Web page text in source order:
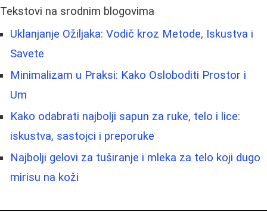
Tekstovi na srodnim blogovima
Uklanjanje Ožiljaka: Vodič kroz Metode, Iskustva i
Savete
Minimalizam u Praksi: Kako Osloboditi Prostor i
Um
Kako odabrati najbolji sapun za ruke, telo i lice:
iskustva, sastojci i preporuke
Najbolji gelovi za tuširanje i mleka za telo koji dugo
mirisu na koži